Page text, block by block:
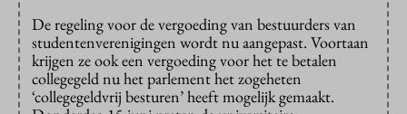
De regeling voor de vergoeding van bestuurders van
studentenverenigingen wordt nu aangepast. Voortaan
krijgen ze ook een vergoeding voor het te betalen
collegegeld nu het parlement het zogeheten
‘collegegeldvrij besturen’ heeft mogelijk gemaakt.